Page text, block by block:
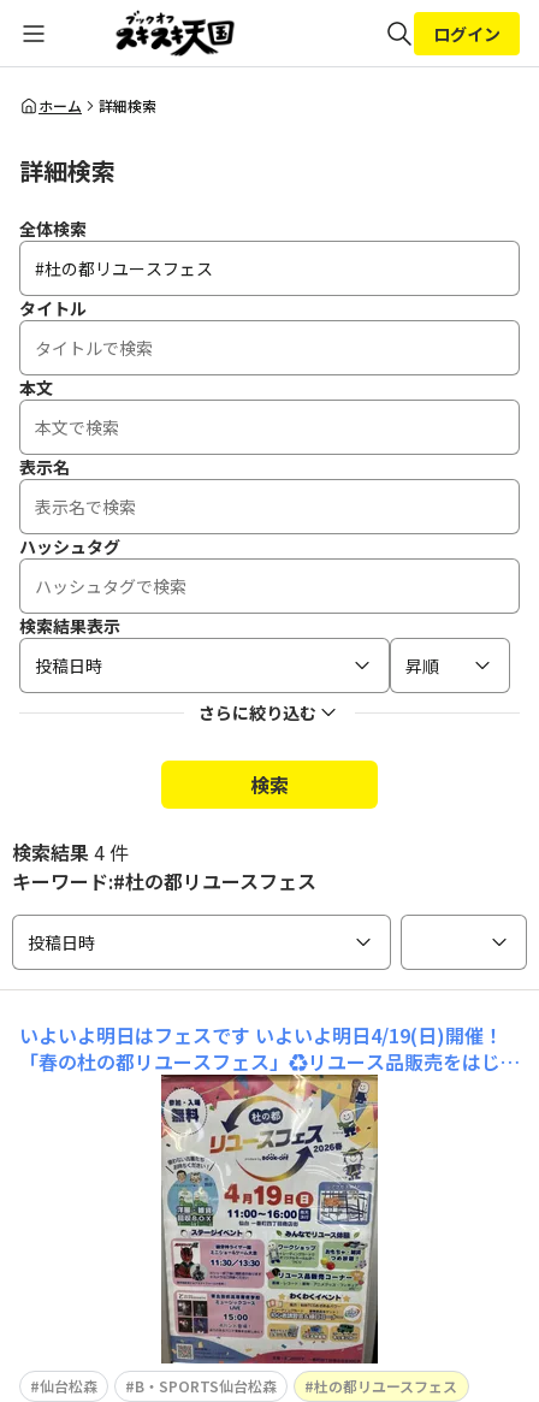
全体検索
ログイン
ホーム 詳細検索
詳細検索
全体検索
タイトル
本文
表示名
ハッシュタグ
検索結果表示
投稿日時
昇順
さらに絞り込む
検索
検索結果4 件
キーワード:#杜の都リユースフェス
投稿日時
いよいよ明日はフェスです いよいよ明日4/19(日)開催！
「春の杜の都リユースフェス」♻️リユース品販売をはじ
め、トレカを使ってオリジナルキーホルダーを作れるリユ
ース体験ができたり🙌ミュージックライブなどのステージ
イベントや🎤🎸🎶仙台のローカルヒーロー「破牙神ライザ
ー龍」のステージイベントがあります👊🔥ライザー龍「リ
仙台松森 B・SPORTS仙台松森
杜の都リユースフェス